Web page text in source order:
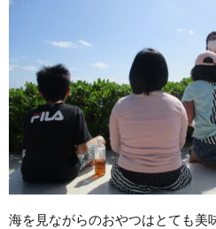
海を見ながらのおやつはとても美